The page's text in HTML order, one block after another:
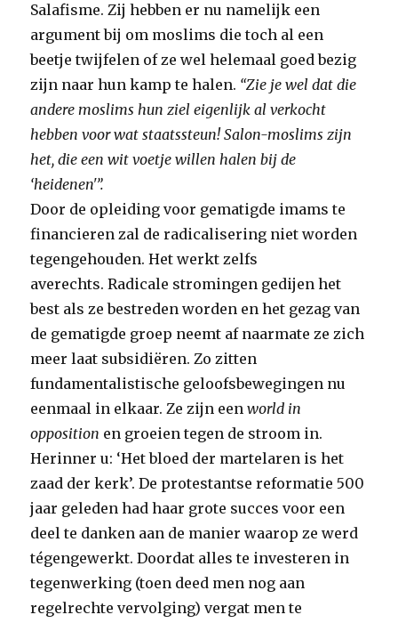
Salafisme. Zij hebben er nu namelijk een
argument bij om moslims die toch al een
beetje twijfelen of ze wel helemaal goed bezig
zijn naar hun kamp te halen. “Zie je wel dat die
andere moslims hun ziel eigenlijk al verkocht
hebben voor wat staatssteun! Salon-moslims zijn
het, die een wit voetje willen halen bij de
‘heidenen'”.
Door de opleiding voor gematigde imams te
financieren zal de radicalisering niet worden
tegengehouden. Het werkt zelfs
averechts. Radicale stromingen gedijen het
best als ze bestreden worden en het gezag van
de gematigde groep neemt af naarmate ze zich
meer laat subsidiëren. Zo zitten
fundamentalistische geloofsbewegingen nu
eenmaal in elkaar. Ze zijn eenworld in
opposition en groeien tegen de stroom in.
Herinner u: ‘Het bloed der martelaren is het
zaad der kerk’. De protestantse reformatie 500
jaar geleden had haar grote succes voor een
deel te danken aan de manier waarop ze werd
tégengewerkt. Doordat alles te investeren in
tegenwerking (toen deed men nog aan
regelrechte vervolging) vergat men te